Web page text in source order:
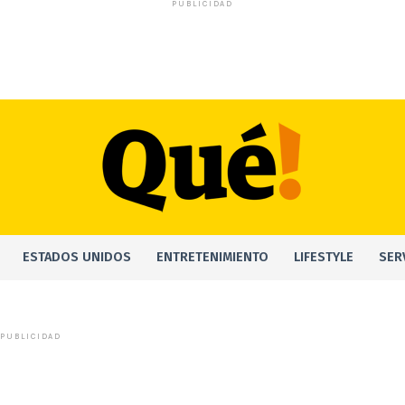
PUBLICIDAD
ESTADOS UNIDOS ENTRETENIMIENTO LIFESTYLE
PUBLICIDAD